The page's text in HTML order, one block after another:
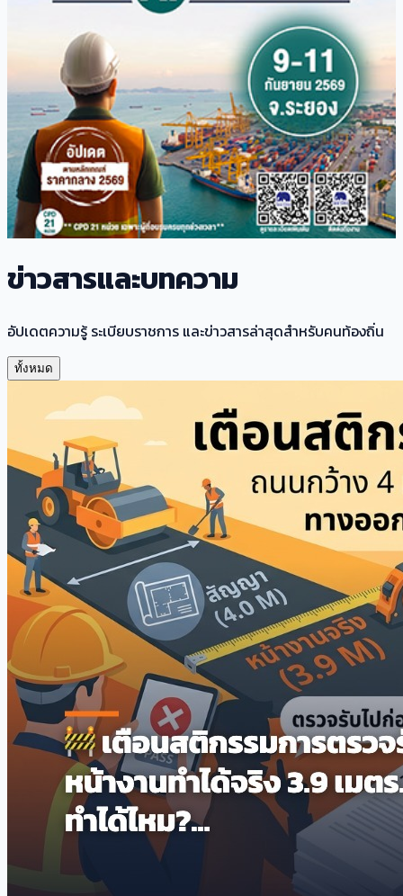
ข่าวสารและบทความ
อัปเดตความรู้ ระเบียบราชการ และข่าวสารล่าสุดสำหรับคนท้องถิ่น
ทั้งหมด